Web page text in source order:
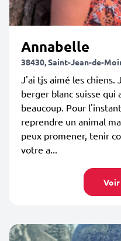
Annabelle
38430, Saint-Jean-de-
J'ai tjs aimé les chiens.
berger blanc suisse qui
beaucoup. Pour
reprendre un animal
peux promener, tenir
votre a...